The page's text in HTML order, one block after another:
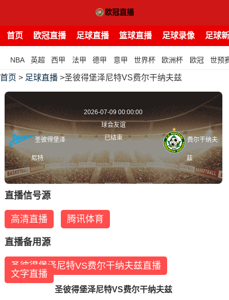
首页 欧冠直播 足球直播 篮球直播 足球录像 足球
NBA 英超 西甲 法甲 德甲 意甲 世界杯 欧洲杯 欧冠 世预
首页 > 足球直播 >圣彼得堡泽尼特VS费尔干纳夫兹
圣彼得堡泽
尼特
2026-07-09 00:00:00
球会友谊
已结束
费尔干纳夫
兹
直播信号源
高清直播 腾讯体育
直播备用源
圣彼得堡泽尼特VS费尔干纳夫兹直播
文字直播
圣彼得堡泽尼特VS费尔干纳夫兹